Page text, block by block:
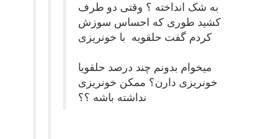
به شک انداخته ؟ وقتی دو طرف
کشید طوری که احساس سوزش
کردم گفت حلقویه با خونریزی
میخوام بدونم چند درصد حلقویا
خونریزی دارن؟ ممکن خونریزی
نداشته باشه ؟؟